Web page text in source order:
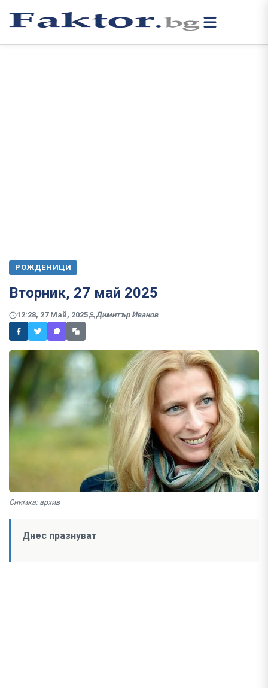
РОЖДЕНИЦИ
Вторник, 27 май 2025
12:28, 27 Май, 2025 Димитър Иванов
Снимка: архив
Днес празнуват